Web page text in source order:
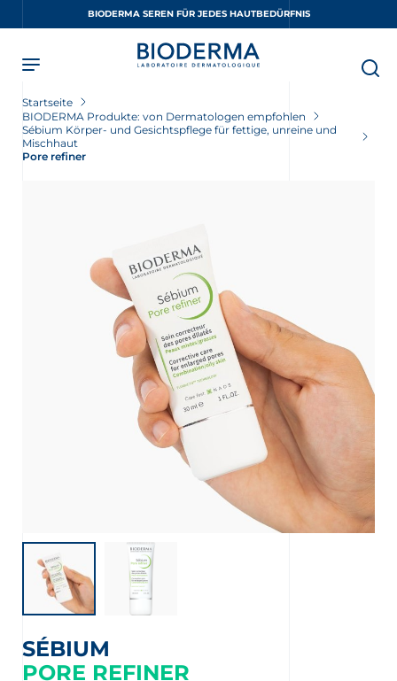
BIODERMA SEREN FÜR JEDES HAUTBEDÜRFNIS
Partner Apotheke in Ihrer Nähe
Startseite
BIODERMA Produkte: von Dermatologen empfohlen
Sébium Körper- und Gesichtspflege für fettige, unreine und
Mischhaut
Pore refiner
SÉBIUM
PORE REFINER